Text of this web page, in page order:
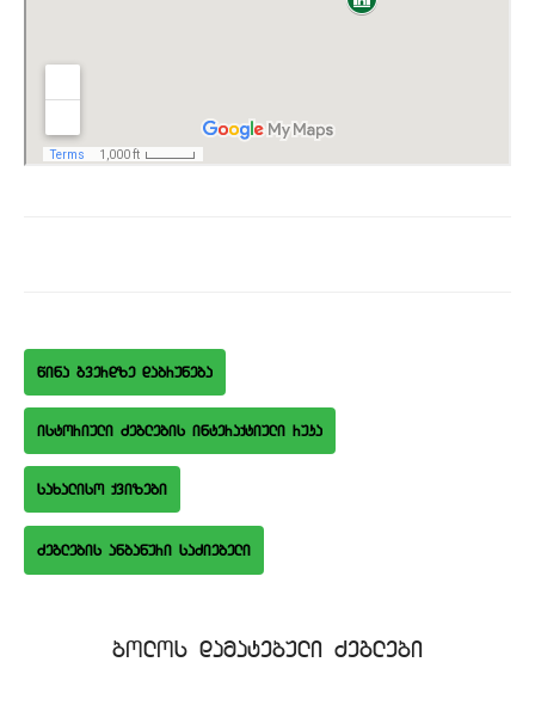
wina gverdze dabruneba
istoriuli Zeglebis interaqtiuli ruka
saxaliso qvizebi
bolos damatebuli Zeglebi